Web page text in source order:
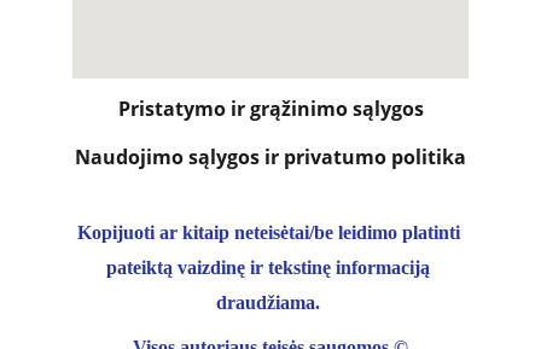
Naudojimo sąlygos ir privatumo politika
Pristatymo ir grąžinimo sąlygos
Kopijuoti ar kitaip neteisėtai/be leidimo platinti
pateiktą vaizdinę ir tekstinę informaciją
draudžiama.